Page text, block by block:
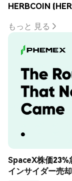
HERBCOIN
もっと 見る
SpaceX株価23%
インサイダー売